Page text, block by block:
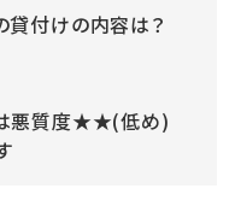
貸付けの内容は？
は悪質度★★(低め)